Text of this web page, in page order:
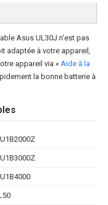
Asus UL30J n'est pas
adaptée à votre appareil,
appareil via « Aide à la
la bonne batterie à